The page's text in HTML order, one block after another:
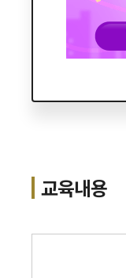
교육내용